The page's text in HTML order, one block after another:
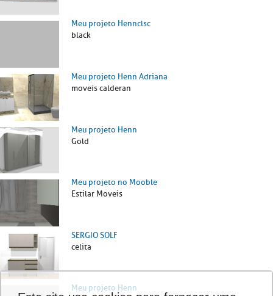
Meu projeto Hennclsc
black
Meu projeto Henn Adriana
moveis calderan
Meu projeto Henn
Gold
Meu projeto no Mooble
Estilar Moveis
SERGIO SOLF
celita
Meu projeto Henn